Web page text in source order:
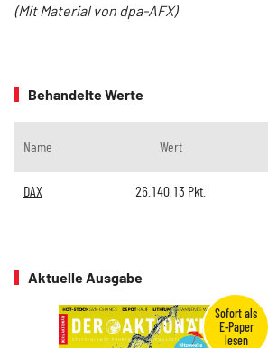
(Mit Material von dpa-AFX)
Behandelte Werte
Name Wert
DAX 26.140,13 Pkt.
Aktuelle Ausgabe